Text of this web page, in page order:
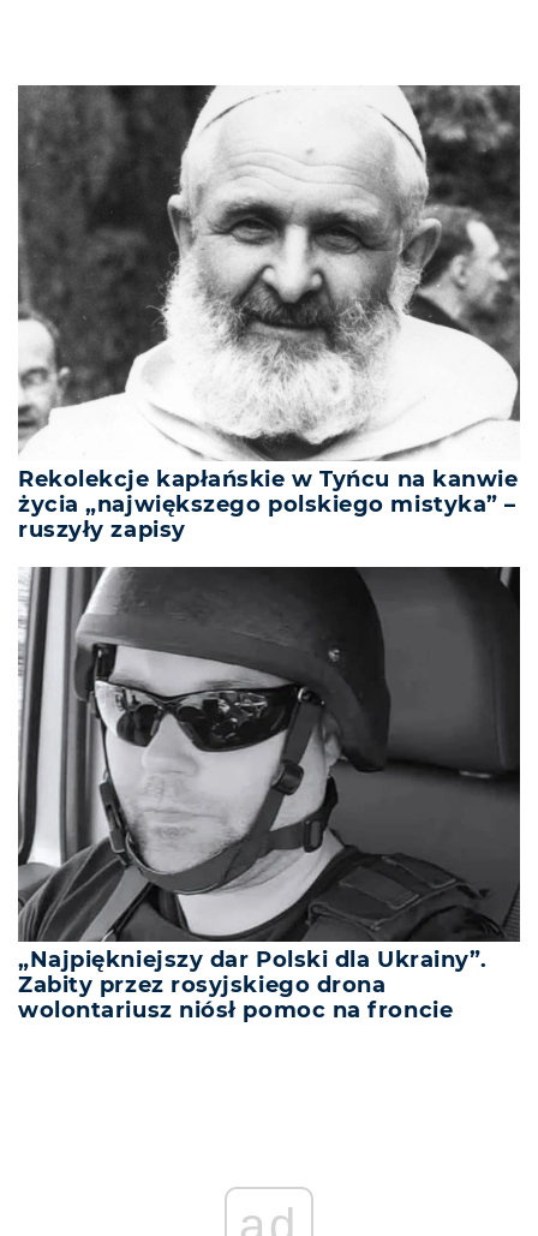
Rekolekcje kapłańskie w Tyńcu na kanwie
życia „największego polskiego mistyka” –
ruszyły zapisy
„Najpiękniejszy dar Polski dla Ukrainy”.
Zabity przez rosyjskiego drona
wolontariusz niósł pomoc na froncie
ad